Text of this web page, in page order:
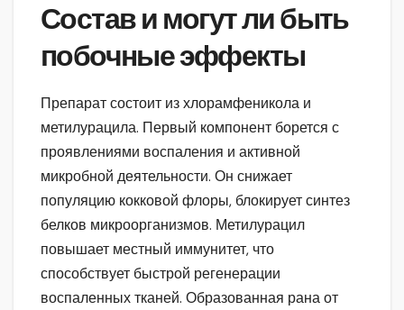
Состав и могут ли быть
побочные эффекты
Препарат состоит из хлорамфеникола и
метилурацила. Первый компонент борется с
проявлениями воспаления и активной
микробной деятельности. Он снижает
популяцию кокковой флоры, блокирует синтез
белков микроорганизмов. Метилурацил
повышает местный иммунитет, что
способствует быстрой регенерации
воспаленных тканей. Образованная рана от